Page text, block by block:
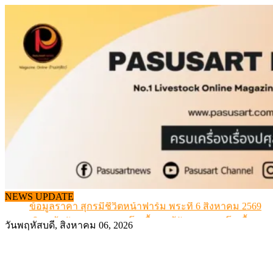
content
NEWS UPDATE
จากเครื่องดนตรีพื้นบ้านอีสาน สู่ “แคนมิลค์” แบรนด์นมโค
แท้
ข้อมูลราคา สุกรมีชีวิตหน้าฟาร์ม พระที่ 6 สิงหาคม 2569
เดินหน้าดัน “ราคากลางโคเนื้อ” แก้ปัญหาราคาโคเนื้อตก
วันพฤหัสบดี, สิงหาคม 06, 2026